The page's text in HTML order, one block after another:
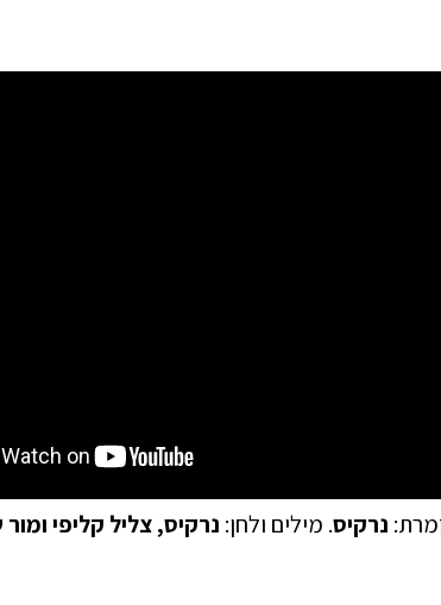
נרקיס. מילים ולחן: נרקיס, צליל קליפי ומור